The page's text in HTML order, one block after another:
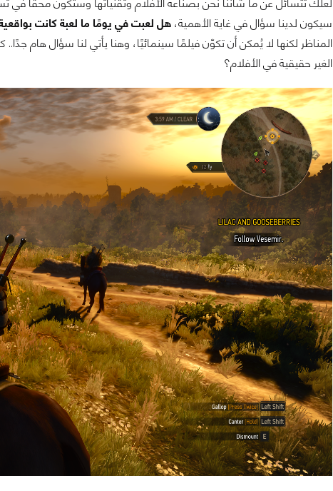
سيكون لدينا سؤال في غاية الأهمية، هل لعبت في يومًا ما لعبة كانت
المناظر لكنها لا يُمكن أن تكوّن فيلمًا سينمائيًا، وهنا يأتي لنا سؤال هام
الغير حقيقية في الأفلام؟